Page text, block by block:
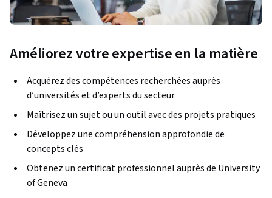
Améliorez votre expertise en la matière
Acquérez des compétences recherchées auprès
d’universités et d’experts du secteur
Maîtrisez un sujet ou un outil avec des projets pratiques
Développez une compréhension approfondie de
concepts clés
Obtenez un certificat professionnel auprès de University
of Geneva